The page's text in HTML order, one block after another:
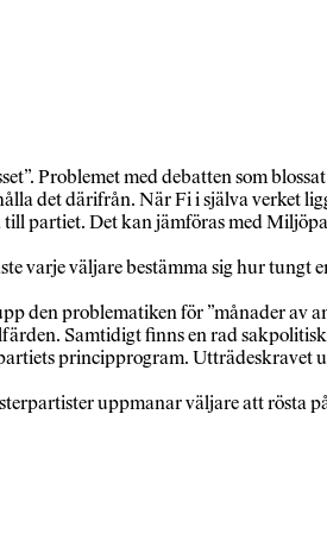
Problemet med debatten som
det därifrån. När Fi i själva verket
partiet. Det kan jämföras med
varje väljare bestämma sig hur
den problematiken för ”månader av
Samtidigt finns en rad
principprogram. Utträdeskravet
uppmanar väljare att rösta